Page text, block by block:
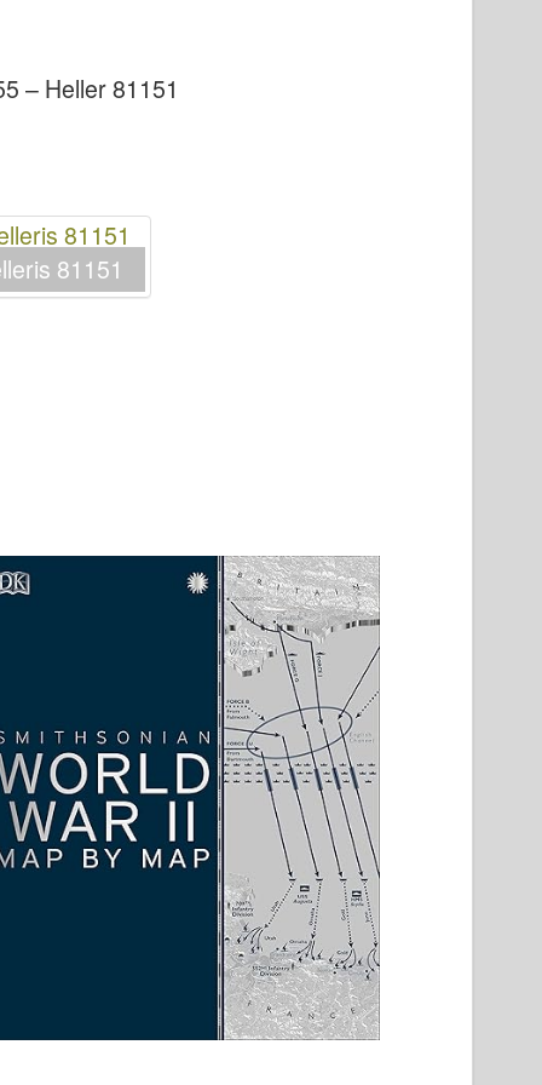
– Heller 81151
81151